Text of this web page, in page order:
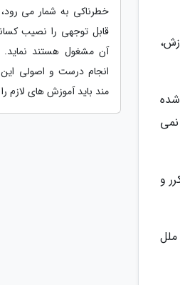
کشته شده
نمی
و
خطرناکی به شمار می
قابل توجهی را نصیب
آن مشغول هستند نماید.
انجام درست و اصولی این
مند باید آموزش های لازم